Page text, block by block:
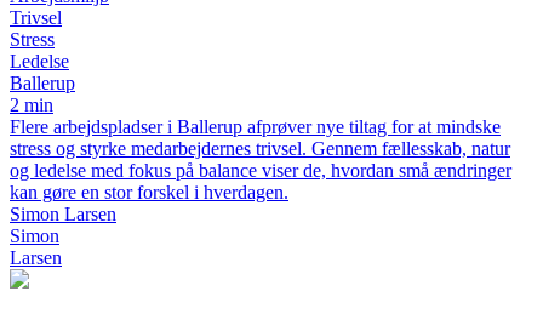
Trivsel
Stress
Ledelse
Ballerup
2 min
Flere arbejdspladser i Ballerup afprøver nye tiltag for at mindske
stress og styrke medarbejdernes trivsel. Gennem fællesskab, natur
og ledelse med fokus på balance viser de, hvordan små ændringer
kan gøre en stor forskel i hverdagen.
Simon Larsen
Simon
Larsen